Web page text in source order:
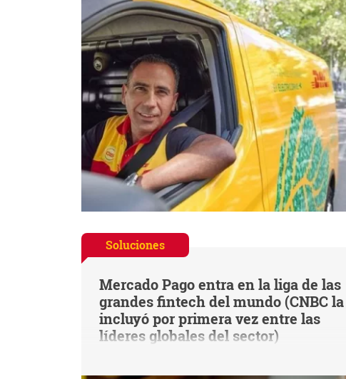
Soluciones
Mercado Pago entra en la liga de las
grandes fintech del mundo (CNBC la
incluyó por primera vez entre las
líderes globales del sector)